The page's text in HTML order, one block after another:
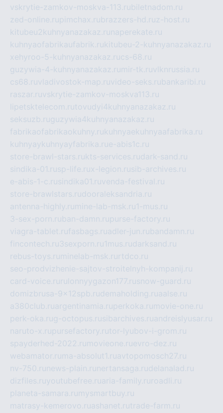
vskrytie-zamkov-moskva-113.rubiletnadom.ru
zed-online.rupimchax.rubrazzers-hd.ruz-host.ru
kitubeu2kuhnyanazakaz.ru naperekate.ru
kuhnyaofabrikaufabrik.rukitubeu-2-kuhnyanazakaz.ru
xehyroo-5-kuhnyanazakaz.rucs-68.ru
guzywia-4-kuhnyanazakaz.ru mir-tk.ruvlknrussia.ru
cs68.ruvladivostok-map.ruvideo-seks.rubankaribi.ru
raszar.ruvskrytie-zamkov-moskva113.ru
lipetsktelecom.rutovudyi4kuhnyanazakaz.ru
seksuzb.ruguzywia4kuhnyanazakaz.ru
fabrikaofabrikaokuhny.rukuhnyaekuhnyaafabrika.ru
kuhnyaykuhnyayfabrika.rue-abis1c.ru
store-brawl-stars.rukts-services.rudark-sand.ru
sindika-01.rusp-life.rux-legion.rusib-archives.ru
e-abis-1-c.rusindika01.ruvenda-festival.ru
store-brawlstars.rudooraleksandria.ru
antenna-highly.ru mine-lab-msk.ru1-mus.ru
3-sex-porn.ruban-damn.rupurse-factory.ru
viagra-tablet.rufasbags.ruadler-jun.rubandamn.ru
fincontech.ru3sexporn.ru1mus.rudarksand.ru
rebus-toys.ru minelab-msk.ru rtdco.ru
seo-prodvizhenie-sajtov-stroitelnyh-kompanij.ru
card-voice.ru rulonnyygazon177.rusnow-guard.ru
domizbrusa-9x12spb.rudemaholding.ruaalse.ru
a380club.ruargentinamia.ruperkoka.ru movie-one.ru
perk-oka.rug-octopus.rusibarchives.ruandreislyusar.ru
naruto-x.rupursefactory.rutor-lyubov-i-grom.ru
spayderhed-2022.ru movieone.ruevro-dez.ru
webamator.ru ma-absolut1.ruavtopomosch27.ru
nv-750.ru news-plain.ru nertansaga.rudelanalad.ru
dizfiles.ruyoutubefree.ruaria-family.ru roadli.ru
planeta-samara.ru mysmartbuy.ru
matrasy-kemerovo.ruashanet.rutrade-farm.ru